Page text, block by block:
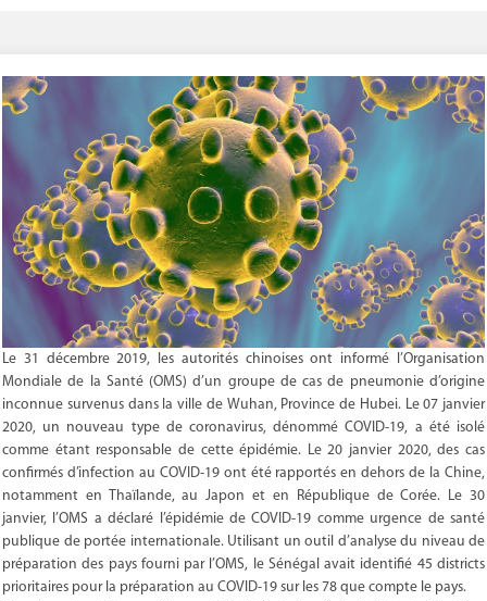
Le 31 décembre 2019, les autorités chinoises ont informé l’Organisation
Mondiale de la Santé (OMS) d’un groupe de cas de pneumonie d’origine
inconnue survenus dans la ville de Wuhan, Province de Hubei. Le 07 janvier
2020, un nouveau type de coronavirus, dénommé COVID-19, a été isolé
comme étant responsable de cette épidémie. Le 20 janvier 2020, des cas
confirmés d’infection au COVID-19 ont été rapportés en dehors de la Chine,
notamment en Thaïlande, au Japon et en République de Corée. Le 30
janvier, l’OMS a déclaré l’épidémie de COVID-19 comme urgence de santé
publique de portée internationale. Utilisant un outil d’analyse du niveau de
préparation des pays fourni par l’OMS, le Sénégal avait identifié 45 districts
prioritaires pour la préparation au COVID-19 sur les 78 que compte le pays.